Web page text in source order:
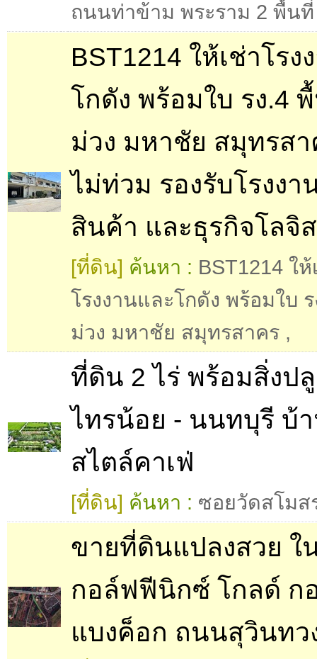
ถนนท่าข้าม พระราม 2 พื้นที่
BST1214 ให้เช่าโรง
โกดัง พร้อมใบ รง.4
ม่วง มหาชัย สมุทรส
ไม่ท่วม รองรับโรงงา
สินค้า และธุรกิจโลจิ
[ที่ดิน] ค้นหา : BST1214 ให้
โรงงานและโกดัง พร้อมใบ
ม่วง มหาชัย สมุทรสาคร ,
ที่ดิน 2 ไร่ พร้อมสิ่งป
ไทรน้อย - นนทบุรี บ้
สไตล์คาเฟ่
[ที่ดิน] ค้นหา : ซอยวัดสโมส
ขายที่ดินแปลงสวย ใ
กอล์ฟฟีนิกซ์ โกลด์ ก
แบงค็อก ถนนสุวินทว